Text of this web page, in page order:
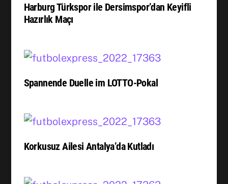
Harburg Türkspor ile Dersimspor’dan Keyifli
Hazırlık Maçı
Spannende Duelle im LOTTO-Pokal
Korkusuz Ailesi Antalya’da Kutladı